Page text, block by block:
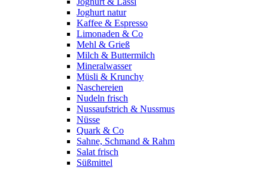
Joghurt natur
Kaffee & Espresso
Limonaden & Co
Mehl & Grieß
Milch & Buttermilch
Mineralwasser
Müsli & Krunchy
Naschereien
Nudeln frisch
Nussaufstrich & Nussmus
Nüsse
Quark & Co
Sahne, Schmand & Rahm
Salat frisch
Süßmittel